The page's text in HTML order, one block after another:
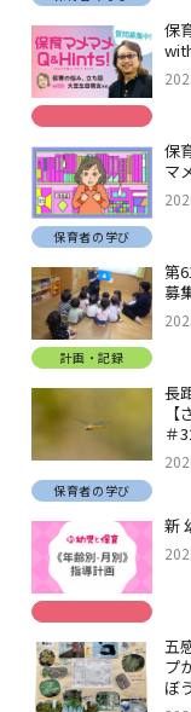
保
保
マ
保育者の学び
第
募
計画・記録
長
＃
保育者の学び
新
五
プ
ぼ